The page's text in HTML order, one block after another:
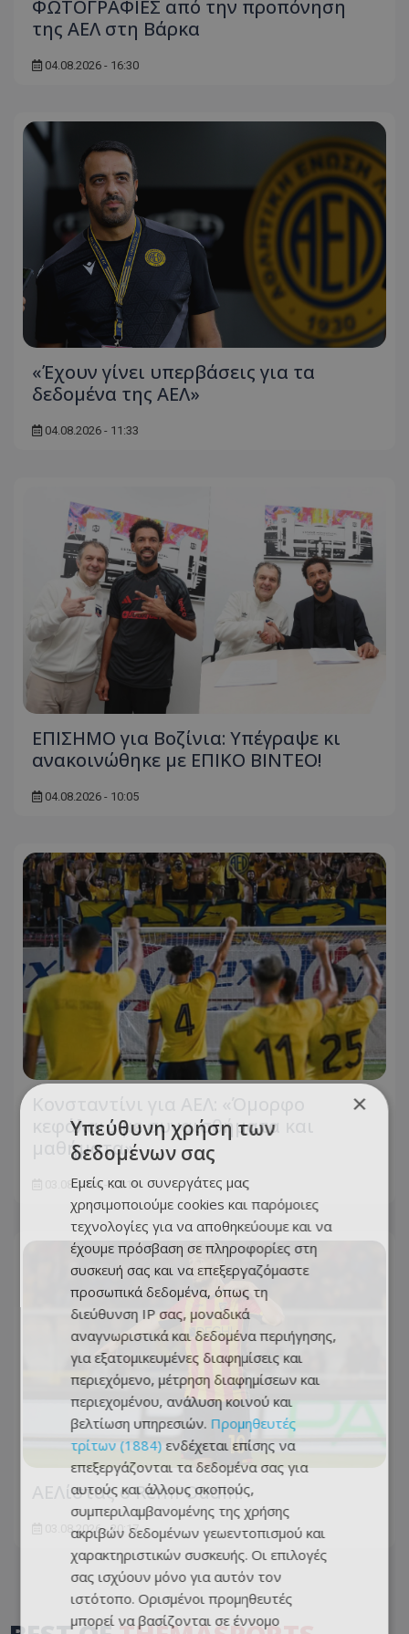
ΦΩΤΟΓΡΑΦΙΕΣ από την προπόνηση
της ΑΕΛ στη Βάρκα
04.08.2026 - 16:30
«Έχουν γίνει υπερβάσεις για τα
δεδομένα της ΑΕΛ»
04.08.2026 - 11:33
ΕΠΙΣΗΜΟ για Βοζίνια: Υπέγραψε κι
ανακοινώθηκε με ΕΠΙΚΟ ΒΙΝΤΕΟ!
04.08.2026 - 10:05
κεφάλαιο με συναισθήματα και
μαθήματα»
03.08.2026 - 22:19
ΑΕΛίστας ο Remi Oudin!
03.08.2026 - 20:17
×
Υπεύθυνη χρήση των
δεδομένων σας
Εμείς και οι συνεργάτες μας
χρησιμοποιούμε cookies και παρόμοιες
τεχνολογίες για να αποθηκεύουμε και να
έχουμε πρόσβαση σε πληροφορίες στη
συσκευή σας και να επεξεργαζόμαστε
προσωπικά δεδομένα, όπως τη
διεύθυνση IP σας, μοναδικά
αναγνωριστικά και δεδομένα περιήγησης,
για εξατομικευμένες διαφημίσεις και
περιεχόμενο, μέτρηση διαφημίσεων και
περιεχομένου, ανάλυση κοινού και
βελτίωση υπηρεσιών. Προμηθευτές
τρίτων (1884) ενδέχεται επίσης να
επεξεργάζονται τα δεδομένα σας για
αυτούς και άλλους σκοπούς,
συμπεριλαμβανομένης της χρήσης
ακριβών δεδομένων γεωεντοπισμού και
χαρακτηριστικών συσκευής. Οι επιλογές
σας ισχύουν μόνο για αυτόν τον
ιστότοπο. Ορισμένοι προμηθευτές
μπορεί να βασίζονται σε έννομο